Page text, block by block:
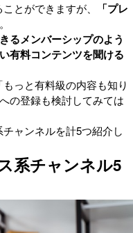
とができますが、
「プレ
るメンバーシップのよう
有料コンテンツを聞ける
っと有料級の内容も知り
の登録も検討してみては
ャンネルを計5つ紹介し
系チャンネル5